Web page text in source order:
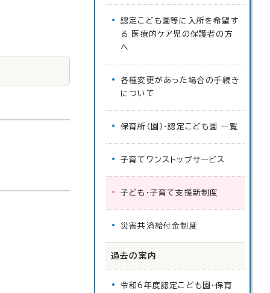
認定こども園等に入所を希望す
る 医療的ケア児の保護者の方
へ
各種変更があった場合の手続き
について
保育所（園）・認定こども園 一覧
子育てワンストップサービス
子ども・子育て支援新制度
災害共済給付金制度
過去の案内
令和6年度認定こども園・保育